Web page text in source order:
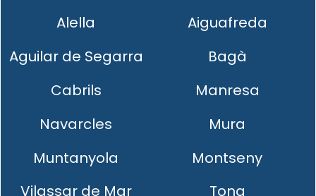
Alella
Aiguafreda
Aguilar de Segarra
Bagà
Cabrils
Manresa
Navarcles
Mura
Muntanyola
Montseny
Vilassar de Mar
Tona